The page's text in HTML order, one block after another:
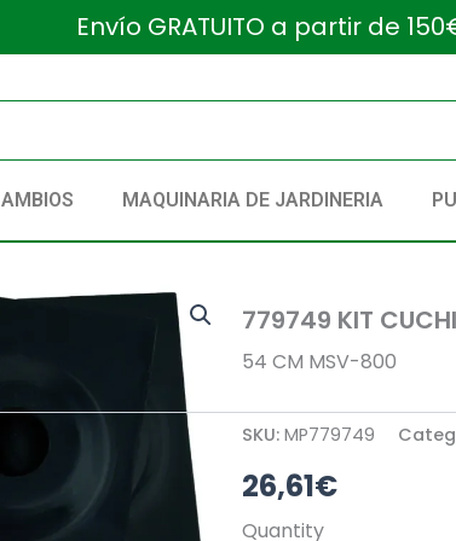
Envío GRATUITO a partir de
MAQUINARIA DE JARDINERIA
779749 KIT
54 CM MSV-800
SKU: MP779749
26,61€
Quantity
779749